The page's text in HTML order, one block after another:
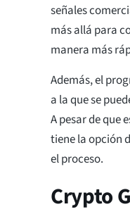
señales
más allá para
manera más
Además, el
a la que se
A pesar de que
tiene la opción
el proceso.
Crypto